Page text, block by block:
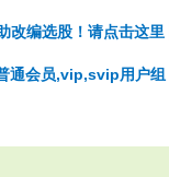
改编选股！请点击这里
通会员,vip,svip用户组